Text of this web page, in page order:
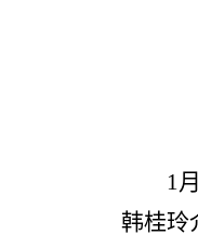
1
韩桂玲